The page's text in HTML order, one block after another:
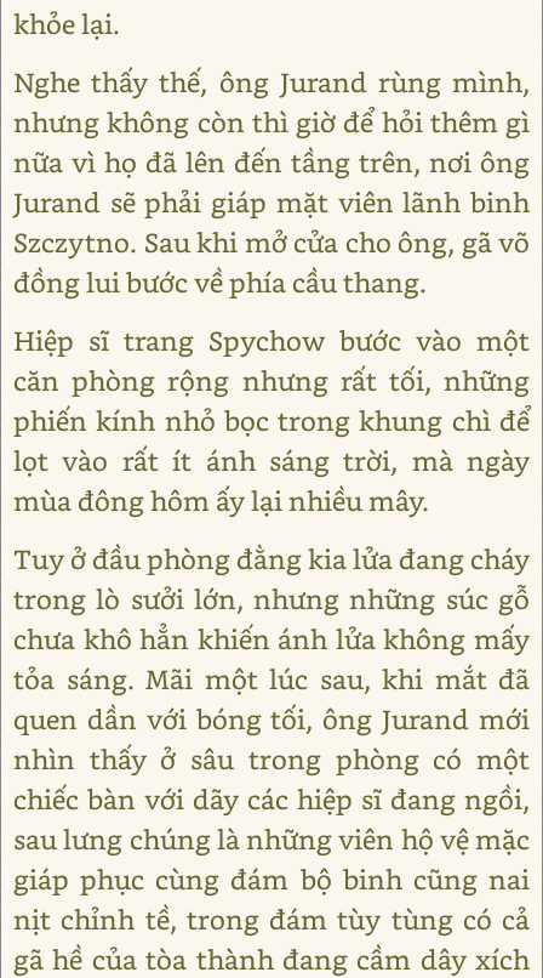
khỏe lại.
Nghe thấy thế, ông Jurand rùng mình,
nhưng không còn thì giờ để hỏi thêm gì
nữa vì họ đã lên đến tầng trên, nơi ông
Jurand sẽ phải giáp mặt viên lãnh binh
Szczytno. Sau khi mở cửa cho ông, gã võ
đồng lui bước về phía cầu thang.
Hiệp sĩ trang Spychow bước vào một
căn phòng rộng nhưng rất tối, những
phiến kính nhỏ bọc trong khung chì để
lọt vào rất ít ánh sáng trời, mà ngày
mùa đông hôm ấy lại nhiều mây.
Tuy ở đầu phòng đằng kia lửa đang cháy
trong lò sưởi lớn, nhưng những súc gỗ
chưa khô hẳn khiến ánh lửa không mấy
tỏa sáng. Mãi một lúc sau, khi mắt đã
quen dần với bóng tối, ông Jurand mới
nhìn thấy ở sâu trong phòng có một
chiếc bàn với dãy các hiệp sĩ đang ngồi,
sau lưng chúng là những viên hộ vệ mặc
giáp phục cùng đám bộ binh cũng nai
nịt chỉnh tề, trong đám tùy tùng có cả
gã hề của tòa thành đang cầm dây xích